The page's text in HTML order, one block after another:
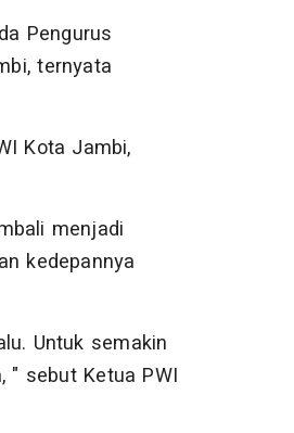
Pengurus
ternyata
Kota Jambi,
menjadi
kedepannya
Untuk semakin
" sebut Ketua PWI